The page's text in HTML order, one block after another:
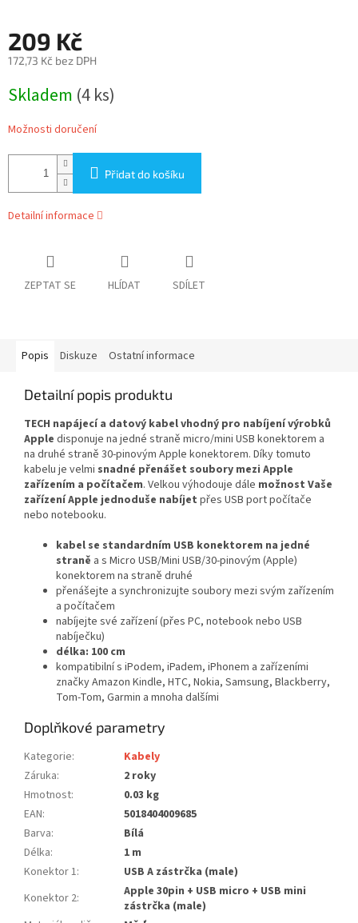
209 Kč
172,73 Kč bez DPH
cena:
Skladem (4 ks)
Možnosti doručení
Přidat do košíku
Detailní informace
ZEPTAT SE HLÍDAT SDÍLET
Popis Diskuze Ostatní informace
Detailní popis produktu
TECH napájecí a datový kabel vhodný pro nabíjení výrobků
Apple disponuje na jedné straně micro/mini USB konektorem a
na druhé straně 30-pinovým Apple konektorem. Díky tomuto
kabelu je velmi snadné přenášet soubory mezi Apple
zařízením a počítačem. Velkou výhodouje dále možnost Vaše
zařízení Apple jednoduše nabíjet přes USB port počítače
nebo notebooku.
kabel se standardním USB konektorem na jedné
straně a s Micro USB/Mini USB/30-pinovým (Apple)
konektorem na straně druhé
přenášejte a synchronizujte soubory mezi svým zařízením
a počítačem
nabíjejte své zařízení (přes PC, notebook nebo USB
nabíječku)
délka: 100 cm
kompatibilní s iPodem, iPadem, iPhonem a zařízeními
značky Amazon Kindle, HTC, Nokia, Samsung, Blackberry,
Tom-Tom, Garmin a mnoha dalšími
Doplňkové parametry
Kategorie:
Kabely
Záruka:
2 roky
Hmotnost:
0.03 kg
EAN:
5018404009685
Barva:
Bílá
Délka:
1 m
Konektor 1:
USB A zástrčka (male)
Konektor 2:
Apple 30pin + USB micro + USB mini
zástrčka (male)